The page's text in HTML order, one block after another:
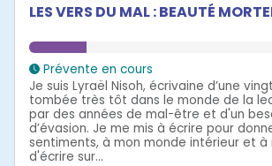
LES VERS DU MAL : BEAUTÉ
Prévente en cours
Je suis Lyraël Nisoh, écrivaine d’une
tombée très tôt dans le monde de la
par des années de mal-être et d'un
d’évasion. Je me mis à écrire pour
sentiments, à mon monde intérieur et
d'écrire sur...